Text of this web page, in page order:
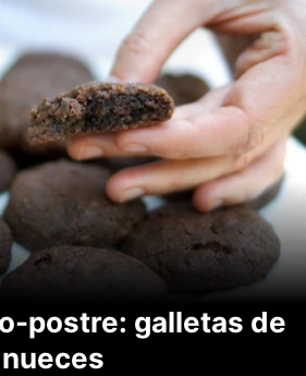
postre: galletas de